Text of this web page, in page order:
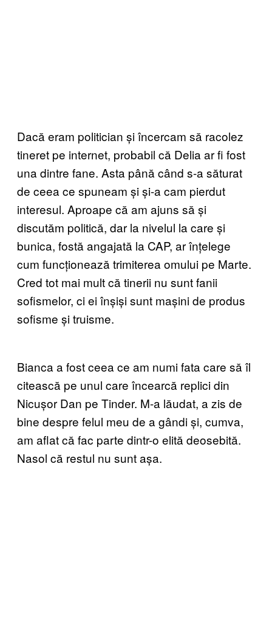
Dacă eram politician și încercam să racolez
tineret pe internet, probabil că Delia ar fi fost
una dintre fane. Asta până când s-a săturat
de ceea ce spuneam și și-a cam pierdut
interesul. Aproape că am ajuns să și
discutăm politică, dar la nivelul la care și
bunica, fostă angajată la CAP, ar înțelege
cum funcționează trimiterea omului pe Marte.
Cred tot mai mult că tinerii nu sunt fanii
sofismelor, ci ei înșiși sunt mașini de produs
sofisme și truisme.
Bianca a fost ceea ce am numi fata care să îl
citească pe unul care încearcă replici din
Nicușor Dan pe Tinder. M-a lăudat, a zis de
bine despre felul meu de a gândi și, cumva,
am aflat că fac parte dintr-o elită deosebită.
Nasol că restul nu sunt așa.